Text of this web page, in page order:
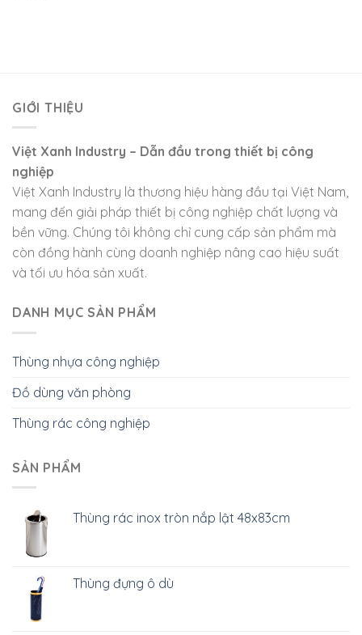
GIỚI THIỆU
Việt Xanh Industry – Dẫn đầu trong thiết bị công
nghiệp
Việt Xanh Industry là thương hiệu hàng đầu tại Việt Nam,
mang đến giải pháp thiết bị công nghiệp chất lượng và
bền vững. Chúng tôi không chỉ cung cấp sản phẩm mà
còn đồng hành cùng doanh nghiệp nâng cao hiệu suất
và tối ưu hóa sản xuất.
DANH MỤC SẢN PHẨM
Thùng nhựa công nghiệp
Đồ dùng văn phòng
Thùng rác công nghiệp
SẢN PHẨM
Thùng rác inox tròn nắp lật 48x83cm
Thùng đựng ô dù